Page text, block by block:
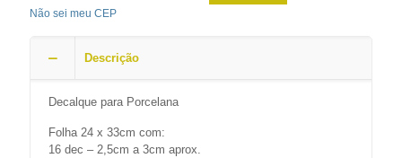
Não sei meu CEP
Descrição
Decalque para Porcelana
Folha 24 x 33cm com:
16 dec – 2,5cm a 3cm aprox.